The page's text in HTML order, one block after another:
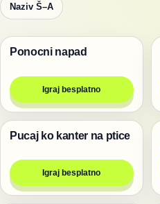
Naziv Š–A
Pucanje
Ponocni napad
Igraj besplatno
Pucanje
Pucaj ko kanter na ptice
Igraj besplatno